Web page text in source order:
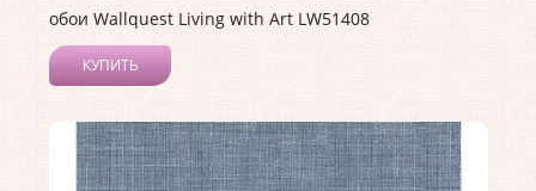
обои Wallquest Living with Art LW51408
КУПИТЬ
Коллекция:Living with Art
Длина рулона:8.23
Ширина рулона:0.68